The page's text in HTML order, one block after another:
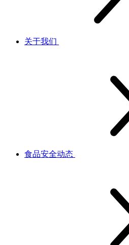
关于我们
食品安全动态